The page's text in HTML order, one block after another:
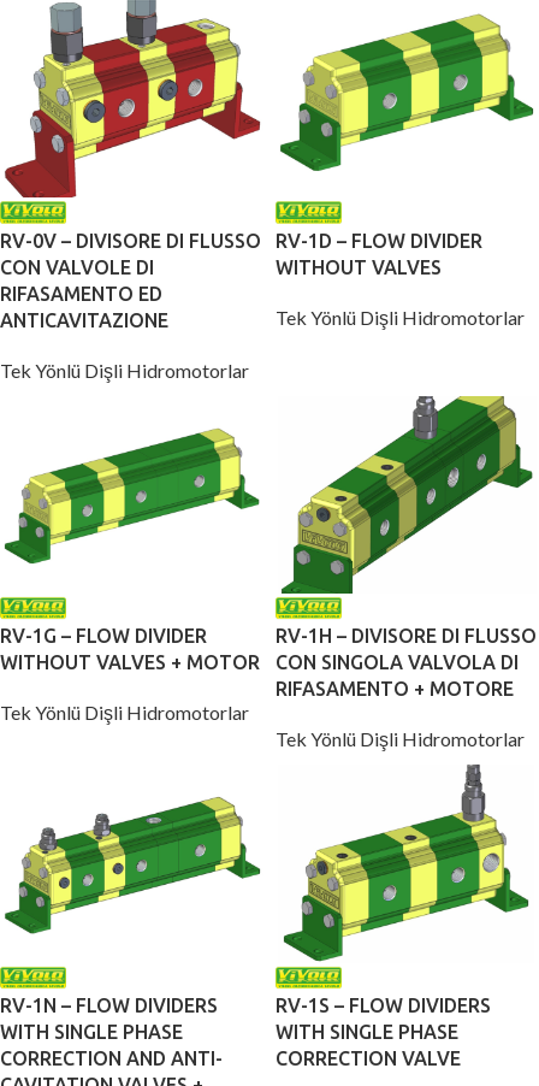
RV-0V – DIVISORE DI FLUSSO
CON VALVOLE DI
RIFASAMENTO ED
ANTICAVITAZIONE
Tek Yönlü Dişli Hidromotorlar
RV-1D – FLOW DIVIDER
WITHOUT VALVES
Tek Yönlü Dişli Hidromotorlar
RV-1G – FLOW DIVIDER
WITHOUT VALVES + MOTOR
Tek Yönlü Dişli Hidromotorlar
RV-1H – DIVISORE DI FLUSSO
CON SINGOLA VALVOLA DI
RIFASAMENTO + MOTORE
Tek Yönlü Dişli Hidromotorlar
RV-1N – FLOW DIVIDERS
WITH SINGLE PHASE
CORRECTION AND ANTI-
RV-1S – FLOW DIVIDERS
WITH SINGLE PHASE
CORRECTION VALVE